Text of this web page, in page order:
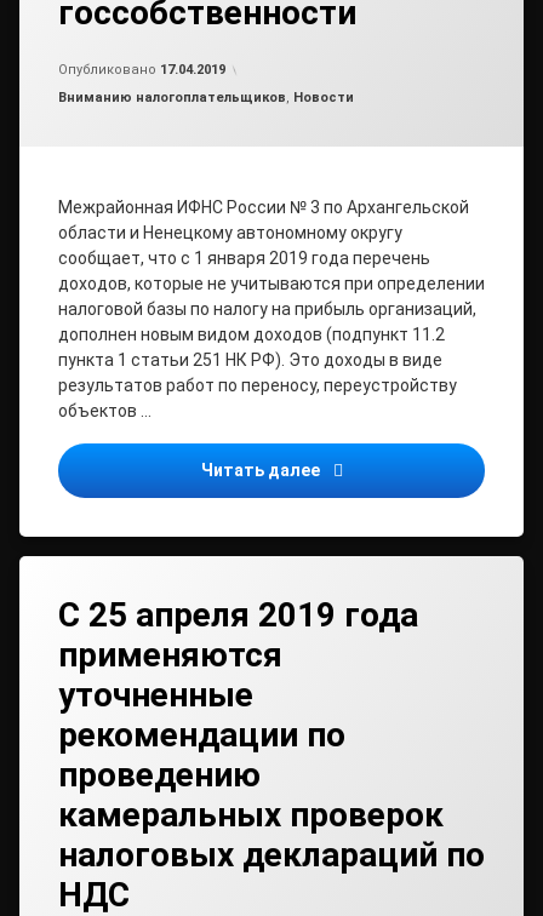
госсобственности
Опубликовано 17.04.2019
Рубрики:
Вниманию налогоплательщиков, Новости
Межрайонная ИФНС России № 3 по Архангельской
области и Ненецкому автономному округу
сообщает, что с 1 января 2019 года перечень
доходов, которые не учитываются при определении
налоговой базы по налогу на прибыль организаций,
дополнен новым видом доходов (подпункт 11.2
пункта 1 статьи 251 НК РФ). Это доходы в виде
результатов работ по переносу, переустройству
объектов …
Читать далее Не являются
С 25 апреля 2019 года
применяются
уточненные
рекомендации по
проведению
камеральных проверок
налоговых деклараций по
НДС